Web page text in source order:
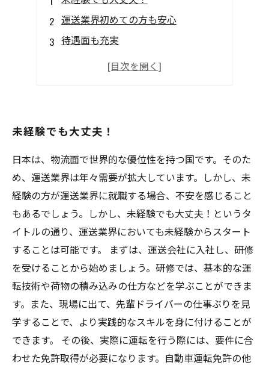
運送業界初めての方も安心
待遇面も充実
協和運送ならではの業務内容
未経験でも大丈夫！
日本は、物流面で世界的な優位性を持つ国です。そのた
め、運送業界は年々需要が拡大しています。しかし、未
経験の方が運送業界に就職する場合、不安を感じること
もあるでしょう。しかし、未経験でも大丈夫！というタ
イトルの通り、運送業界においても未経験からスタート
することは可能です。 まずは、運送会社に入社し、研修
を受けることから始めましょう。研修では、基本的な運
転技術や荷物の積み込みの仕方などを学ぶことができま
す。また、現場に出て、先輩ドライバーの仕事ぶりを見
学することで、より実践的なスキルを身に付けることが
できます。 その後、実際に運転を行う際には、要件に合
わせた免許取得が必要になります。自動車運転免許の他